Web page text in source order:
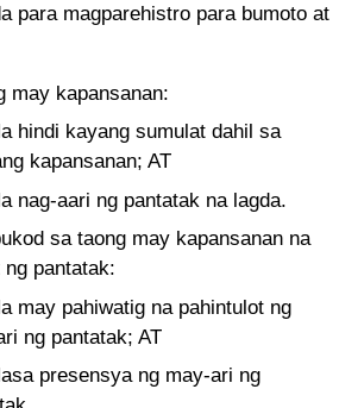
para magparehistro para bumoto at
may kapansanan:
hindi kayang sumulat dahil sa
kapansanan; AT
nag-aari ng pantatak na lagda.
sa taong may kapansanan na
pantatak:
may pahiwatig na pahintulot ng
ng pantatak; AT
presensya ng may-ari ng